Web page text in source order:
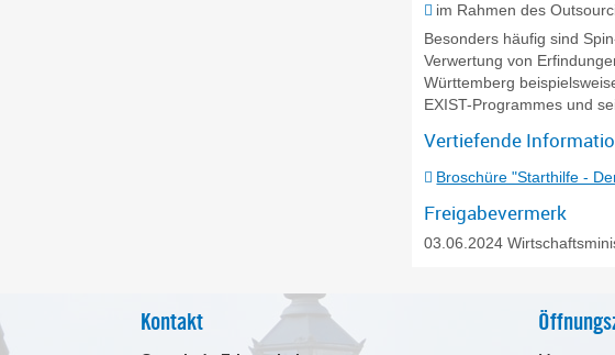
im Rahmen des
Besonders häufig sind
Verwertung von
Württemberg
EXIST-Programmes und
Vertiefende
Broschüre "Starthilfe -
Freigabevermerk
03.06.2024
Kontakt